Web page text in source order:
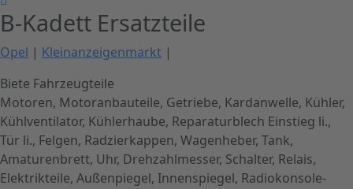
B-Kadett Ersatzteile
Opel | Kleinanzeigenmarkt |
Biete Fahrzeugteile
Motoren, Motoranbauteile, Getriebe, Kardanwelle, Kühler,
Kühlventilator, Kühlerhaube, Reparaturblech Einstieg li.,
Tür li., Felgen, Radzierkappen, Wagenheber, Tank,
Amaturenbrett, Uhr, Drehzahlmesser, Schalter, Relais,
Elektrikteile, Außenpiegel, Innenspiegel, Radiokonsole-